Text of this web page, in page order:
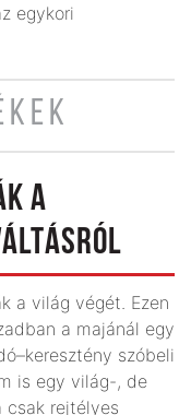
egykori
A
a világ végét. Ezen
a majánál egy
szóbeli
is egy világ-, de
csak rejtélyes